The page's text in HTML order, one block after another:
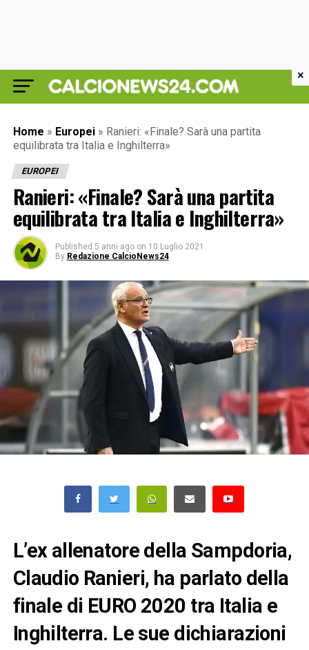
Home » Europei » Ranieri: «Finale? Sarà una partita
equilibrata tra Italia e Inghilterra»
EUROPEI
Ranieri: «Finale? Sarà una partita
equilibrata tra Italia e Inghilterra»
Published 5 anni ago on 10 Luglio 2021
By Redazione CalcioNews24
L’ex allenatore della Sampdoria,
Claudio Ranieri, ha parlato della
finale di EURO 2020 tra Italia e
Inghilterra. Le sue dichiarazioni
×